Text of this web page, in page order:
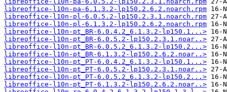
libreoffice-l10n-pa-6.1.3.2-lp150.2.6.2.noarch.rpm
libreoffice-l10n-pl-6.0.5.2-lp150.2.3.1.noarch.rpm
libreoffice-l10n-pl-6.1.3.2-lp150.2.6.2.noarch.rpm
libreoffice-l10n-pt_BR-6.0.4.2_6.1.3.2-lp150.1...>
libreoffice-l10n-pt_BR-6.0.5.2-lp150.2.3.1.noar..>
libreoffice-l10n-pt_BR-6.0.5.2_6.1.3.2-lp150.2...>
libreoffice-l10n-pt_BR-6.1.3.2-lp150.2.6.2.noar..>
libreoffice-l10n-pt_PT-6.0.4.2_6.1.3.2-lp150.1...>
libreoffice-l10n-pt_PT-6.0.5.2-lp150.2.3.1.noar..>
libreoffice-l10n-pt_PT-6.0.5.2_6.1.3.2-lp150.2...>
libreoffice-l10n-pt_PT-6.1.3.2-lp150.2.6.2.noar..>